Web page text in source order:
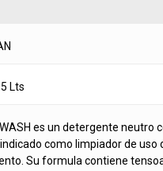
Lts
WASH es un detergente neutro
como limpiador de uso
Su formula contiene